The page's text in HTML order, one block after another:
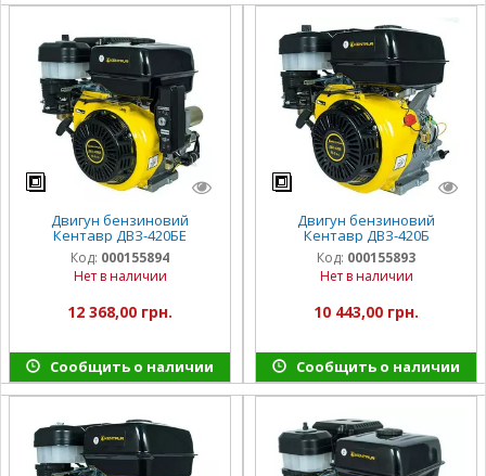
Двигун бензиновий
Кентавр ДВЗ-420БЕ
Код: 000155894
Нет в наличии
12 368,00 грн.
Сообщить о наличии
Двигун бензиновий
Кентавр ДВЗ-420Б
Код: 000155893
Нет в наличии
10 443,00 грн.
Сообщить о наличии